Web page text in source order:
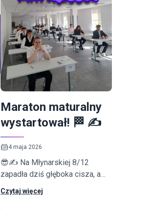
Maraton maturalny
wystartował! 🏁 ✍
4 maja 2026
😎✍ Na Młynarskiej 8/12
zapadła dziś głęboka cisza, a
nasi wspaniali uczniowie
rozpoczęli maturalny maraton.
Czytaj więcej